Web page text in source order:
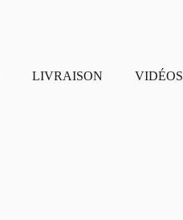
LIVRAISON VIDÉOS